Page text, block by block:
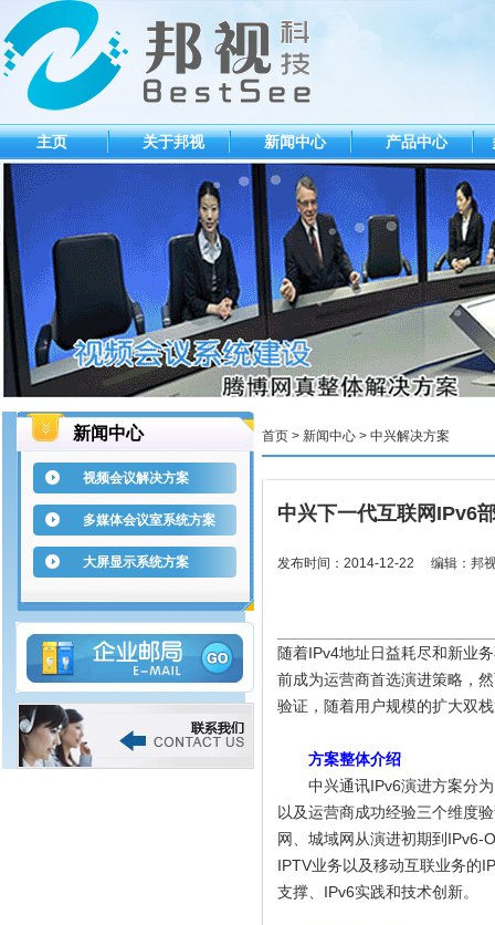
主页 关于邦视 新闻中心 产品中心
新闻中心
视频会议解决方案
多媒体会议室系统方案
大屏显示系统方案
首页 > 新闻中心 > 中兴解决方案
中兴下一代互联网IPv6
发布时间：2014-12-22 编辑：邦
随着IPv4地址日益耗尽和新业
前成为运营商首选演进策略，
验证，随着用户规模的扩大双
方案整体介绍
中兴通讯IPv6演进方案分为
以及运营商成功经验三个维度
网、城域网从演进初期到IPv6-
IPTV业务以及移动互联业务的
支撑、IPv6实践和技术创新。